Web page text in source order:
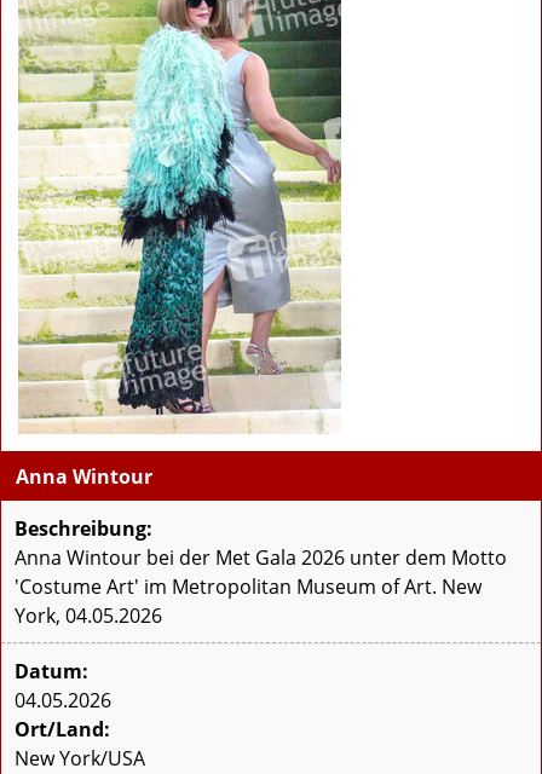
Anna Wintour
Beschreibung:
Anna Wintour bei der Met Gala 2026 unter dem Motto
'Costume Art' im Metropolitan Museum of Art. New
York, 04.05.2026
Datum:
04.05.2026
Ort/Land:
New York/USA